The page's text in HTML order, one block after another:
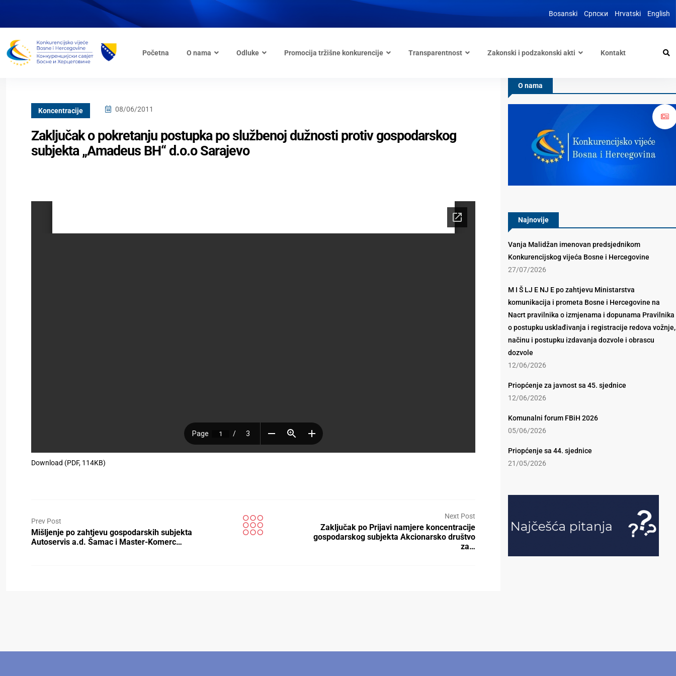
Bosanski Српски Hrvatski English
Početna O nama Odluke Promocija tržišne konkurencije Transparentnost Zakonski i podzakonski akti Kontakt
Koncentracije 08/06/2011
Zaključak o pokretanju postupka po službenoj dužnosti protiv gospodarskog
subjekta „Amadeus BH“ d.o.o Sarajevo
Download (PDF, 114KB)
Prev Post
Mišljenje po zahtjevu gospodarskih subjekta
Autoservis a.d. Šamac i Master-Komerc…
Next Post
Zaključak po Prijavi namjere koncentracije
gospodarskog subjekta Akcionarsko društvo
za…
O nama
Najnovije
Vanja Malidžan imenovan predsjednikom
Konkurencijskog vijeća Bosne i Hercegovine
27/07/2026
M I Š LJ E NJ E po zahtjevu Ministarstva
komunikacija i prometa Bosne i Hercegovine na
Nacrt pravilnika o izmjenama i dopunama Pravilnika
o postupku usklađivanja i registracije redova vožnje,
načinu i postupku izdavanja dozvole i obrascu
dozvole
12/06/2026
Priopćenje za javnost sa 45. sjednice
12/06/2026
Komunalni forum FBiH 2026
05/06/2026
Priopćenje sa 44. sjednice
21/05/2026